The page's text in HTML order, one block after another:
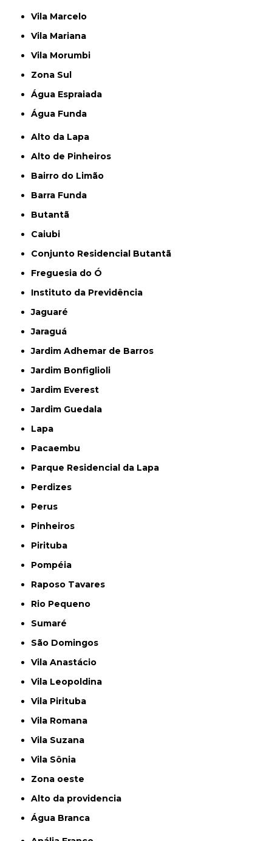
Vila Marcelo
Vila Mariana
Vila Morumbi
Zona Sul
Água Espraiada
Água Funda
Alto da Lapa
Alto de Pinheiros
Bairro do Limão
Barra Funda
Butantã
Caiubi
Conjunto Residencial Butantã
Freguesia do Ó
Instituto da Previdência
Jaguaré
Jaraguá
Jardim Adhemar de Barros
Jardim Bonfiglioli
Jardim Everest
Jardim Guedala
Lapa
Pacaembu
Parque Residencial da Lapa
Perdizes
Perus
Pinheiros
Pirituba
Pompéia
Raposo Tavares
Rio Pequeno
Sumaré
São Domingos
Vila Anastácio
Vila Leopoldina
Vila Pirituba
Vila Romana
Vila Suzana
Vila Sônia
Zona oeste
alto da providencia
Água Branca